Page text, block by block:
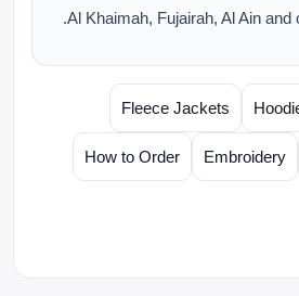
Al Khaimah, Fujairah, Al Ain and
Fleece Jackets
Embroidery
How to Order